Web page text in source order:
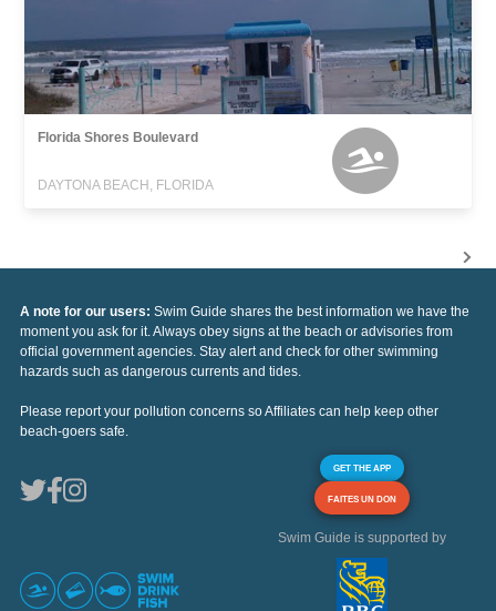
Florida Shores Boulevard
DAYTONA BEACH, FLORIDA
A note for our users: Swim Guide shares the best information we have the
moment you ask for it. Always obey signs at the beach or advisories from
official government agencies. Stay alert and check for other swimming
hazards such as dangerous currents and tides.
Please report your pollution concerns so Affiliates can help keep other
beach-goers safe.
GET THE APP
FAITES UN DON
Swim Guide is supported by